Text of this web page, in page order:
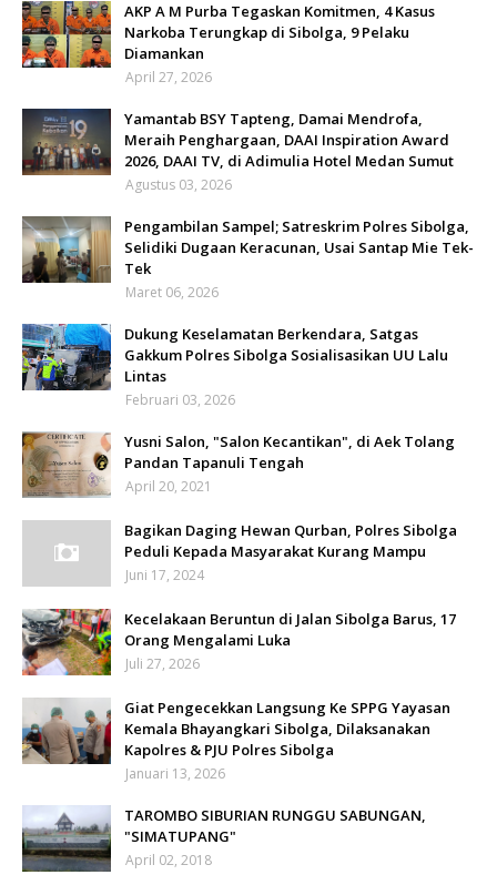
AKP A M Purba Tegaskan Komitmen, 4 Kasus
Narkoba Terungkap di Sibolga, 9 Pelaku
Diamankan
April 27, 2026
Yamantab BSY Tapteng, Damai Mendrofa,
Meraih Penghargaan, DAAI Inspiration Award
2026, DAAI TV, di Adimulia Hotel Medan Sumut
Agustus 03, 2026
Pengambilan Sampel; Satreskrim Polres Sibolga,
Selidiki Dugaan Keracunan, Usai Santap Mie Tek-
Tek
Maret 06, 2026
Dukung Keselamatan Berkendara, Satgas
Gakkum Polres Sibolga Sosialisasikan UU Lalu
Lintas
Februari 03, 2026
Yusni Salon, "Salon Kecantikan", di Aek Tolang
Pandan Tapanuli Tengah
April 20, 2021
Bagikan Daging Hewan Qurban, Polres Sibolga
Peduli Kepada Masyarakat Kurang Mampu
Juni 17, 2024
Kecelakaan Beruntun di Jalan Sibolga Barus, 17
Orang Mengalami Luka
Juli 27, 2026
Giat Pengecekkan Langsung Ke SPPG Yayasan
Kemala Bhayangkari Sibolga, Dilaksanakan
Kapolres & PJU Polres Sibolga
Januari 13, 2026
TAROMBO SIBURIAN RUNGGU SABUNGAN,
"SIMATUPANG"
April 02, 2018